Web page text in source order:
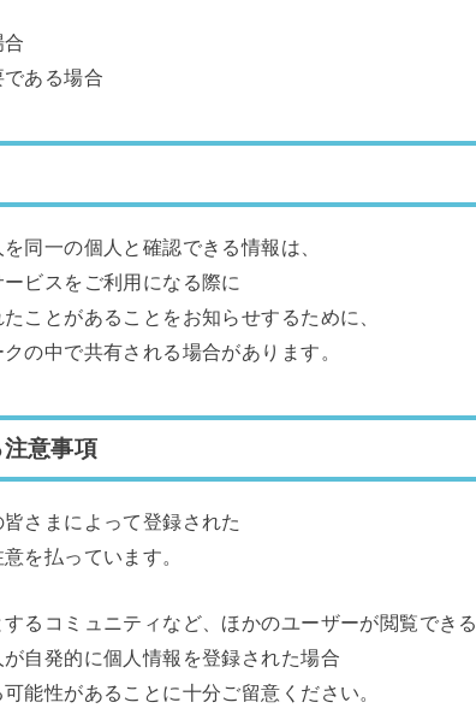
合
である場合
同一の個人と確認できる情報は、
ビスをご利用になる際に
ことがあることをお知らせするために、
の中で共有される場合があります。
意事項
さまによって登録された
を払っています。
るコミュニティなど、ほかのユーザーが閲覧できる
自発的に個人情報を登録された場合
能性があることに十分ご留意ください。